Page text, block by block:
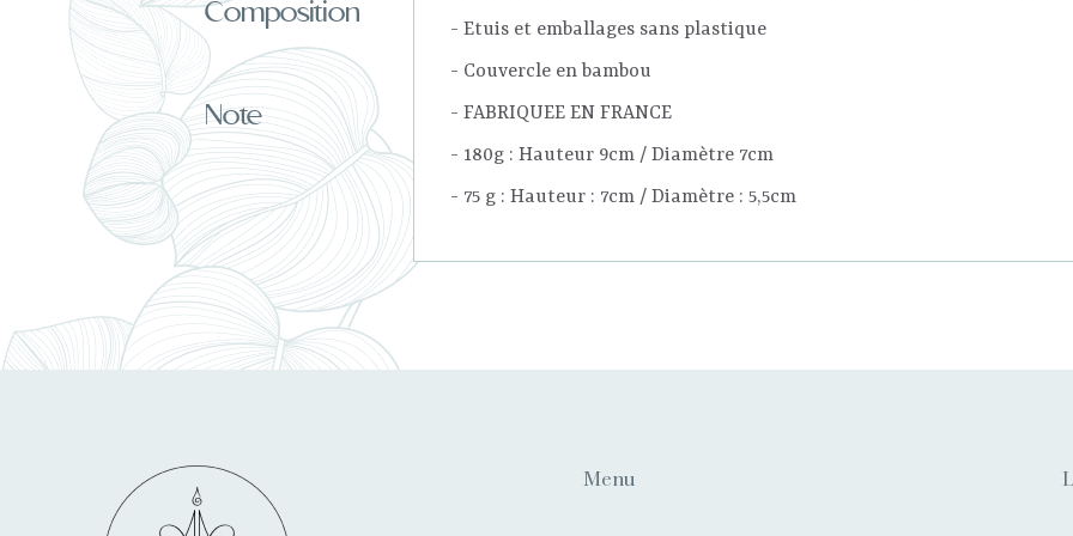
Composition
Note
- Etuis et emballages sans plastique
- Couvercle en bambou
- FABRIQUEE EN FRANCE
- 180g : Hauteur 9cm / Diamètre 7cm
- 75 g : Hauteur : 7cm / Diamètre : 5,5cm
Pas de commentaires
Menu